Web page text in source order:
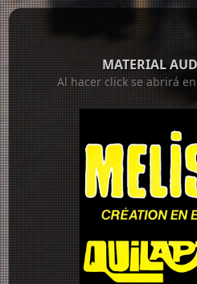
MATERIAL
Al hacer click se abrirá